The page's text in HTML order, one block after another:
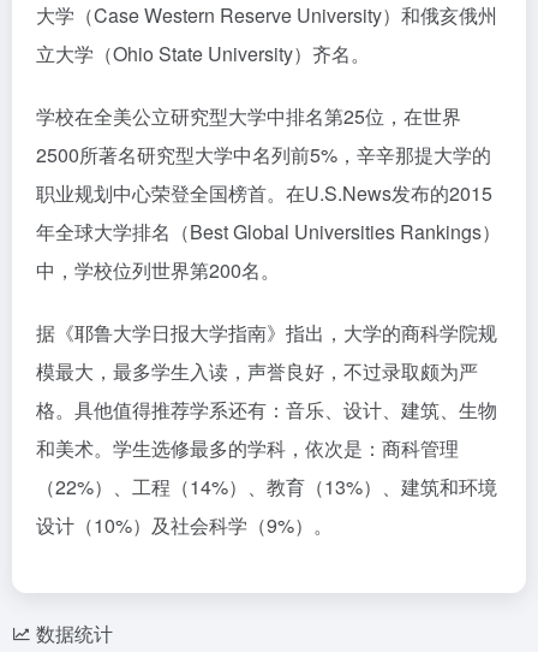
大学（Case Western Reserve University）和俄亥俄州
立大学（Ohio State University）齐名。
学校在全美公立研究型大学中排名第25位，在世界
2500所著名研究型大学中名列前5%，辛辛那提大学的
职业规划中心荣登全国榜首。在U.S.News发布的2015
年全球大学排名（Best Global Universities Rankings）
中，学校位列世界第200名。
据《耶鲁大学日报大学指南》指出，大学的商科学院规
模最大，最多学生入读，声誉良好，不过录取颇为严
格。具他值得推荐学系还有：音乐、设计、建筑、生物
和美术。学生选修最多的学科，依次是：商科管理
（22%）、工程（14%）、教育（13%）、建筑和环境
设计（10%）及社会科学（9%）。
数据统计